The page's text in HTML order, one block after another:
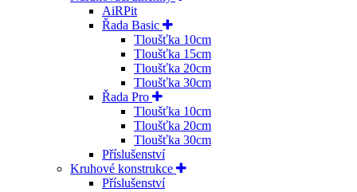
AiRPit
Řada Basic
Tloušťka 10cm
Tloušťka 15cm
Tloušťka 20cm
Tloušťka 30cm
Řada Pro
Tloušťka 10cm
Tloušťka 20cm
Tloušťka 30cm
Příslušenství
Kruhové konstrukce
Příslušenství